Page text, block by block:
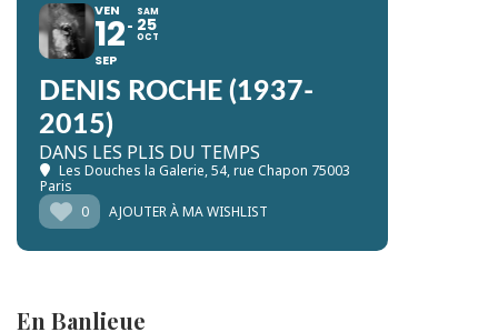
VEN
12
SEP
SAM
25
OCT
DENIS ROCHE (1937-
2015)
DANS LES PLIS DU TEMPS
Les Douches la Galerie, 54, rue Chapon 75003
Paris
0
AJOUTER À MA WISHLIST
En Banlieue